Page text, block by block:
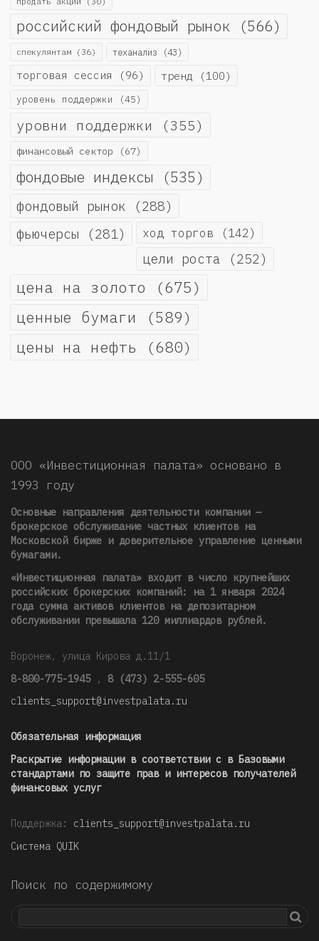
российский фондовый рынок (566)
спекулянтам (36) теханализ (43)
торговая сессия (96) тренд (100)
уровень поддержки (45)
уровни поддержки (355)
финансовый сектор (67)
фондовые индексы (535)
фондовый рынок (288)
фьючерсы (281) ход торгов (142)
цели роста (252)
цена на золото (675)
ценные бумаги (589)
цены на нефть (680)
ООО «Инвестиционная палата» основано в
1993 году
Основные направления деятельности компании —
брокерское обслуживание частных клиентов на
Московской бирже и доверительное управление ценными
бумагами.
«Инвестиционная палата» входит в число крупнейших
российских брокерских компаний: на 1 января 2024
года сумма активов клиентов на депозитарном
обслуживании превышала 120 миллиардов рублей.
Воронеж, улица Кирова д.11/1
8-800-775-1945 , 8 (473) 2-555-605
clients_support@investpalata.ru
Обязательная информация
Раскрытие информации в соответствии с в Базовыми
стандартами по защите прав и интересов получателей
финансовых услуг
Поддержка: clients_support@investpalata.ru
Система QUIK
Поиск по содержимому